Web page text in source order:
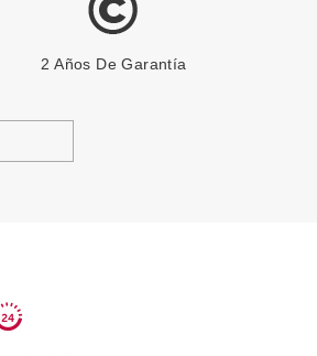
2 Años De Garantía